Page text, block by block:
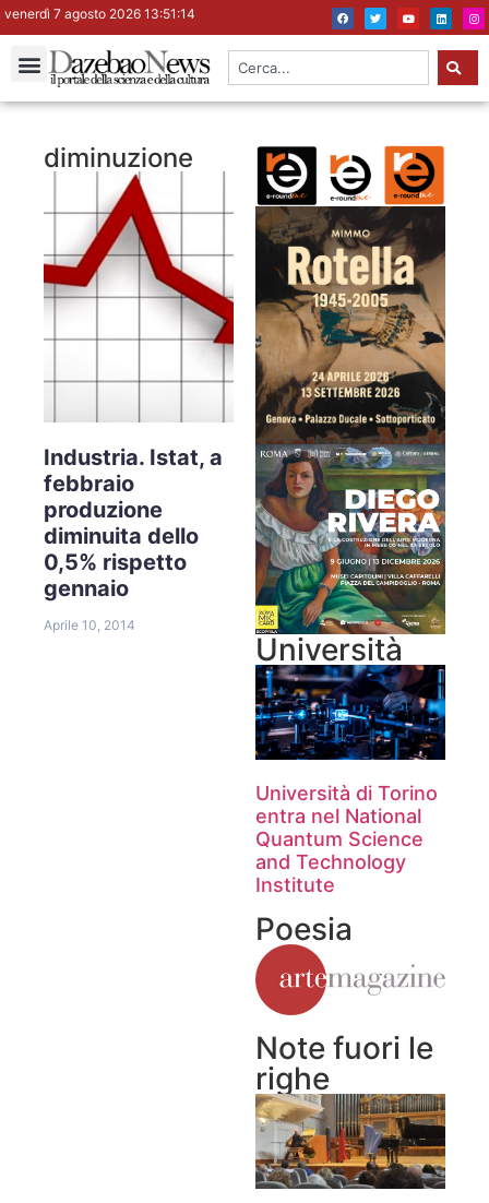
venerdì 7 agosto 2026 13:51:14
diminuzione
Industria. Istat, a
febbraio
produzione
diminuita dello
0,5% rispetto
gennaio
Aprile 10, 2014
Università
Università di Torino
entra nel National
Quantum Science
and Technology
Institute
Poesia
Note fuori le
righe